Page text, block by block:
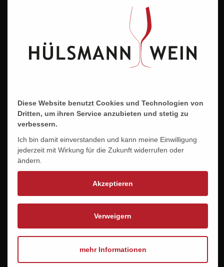
Allergene
enthält Sulfite
ZU DIESEM PRODUKT PASST ...
Diese Website benutzt Cookies und Technologien von
Dritten, um ihren Service anzubieten und stetig zu
verbessern.
Ich bin damit einverstanden und kann meine Einwilligung
jederzeit mit Wirkung für die Zukunft widerrufen oder
ändern.
Akzeptieren
Verweigern
mehr Informationen